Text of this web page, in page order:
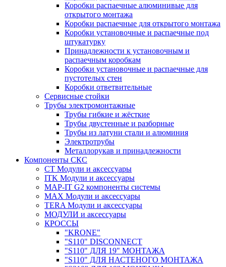
Коробки распаечные алюминивые для
открытого монтажа
Коробки распаечные для открытого монтажа
Коробки установочные и распаечные под
штукатурку
Принадлежности к установочным и
распаечным коробкам
Коробки установочные и распаечные для
пустотелых стен
Коробки ответвительные
Сервисные стойки
Трубы электромонтажные
Трубы гибкие и жёсткие
Трубы двустенные и разборные
Трубы из латуни стали и алюминия
Электротрубы
Металлорукав и принадлежности
Компоненты СКС
CT Модули и аксессуары
ITK Модули и аксессуары
MAP-IT G2 компоненты системы
MAX Модули и аксессуары
TERA Модули и аксессуары
МОДУЛИ и аксессуары
КРОССЫ
"KRONE"
"S110" DISCONNECT
"S110" ДЛЯ 19" МОНТАЖА
"S110" ДЛЯ НАСТЕНОГО МОНТАЖА